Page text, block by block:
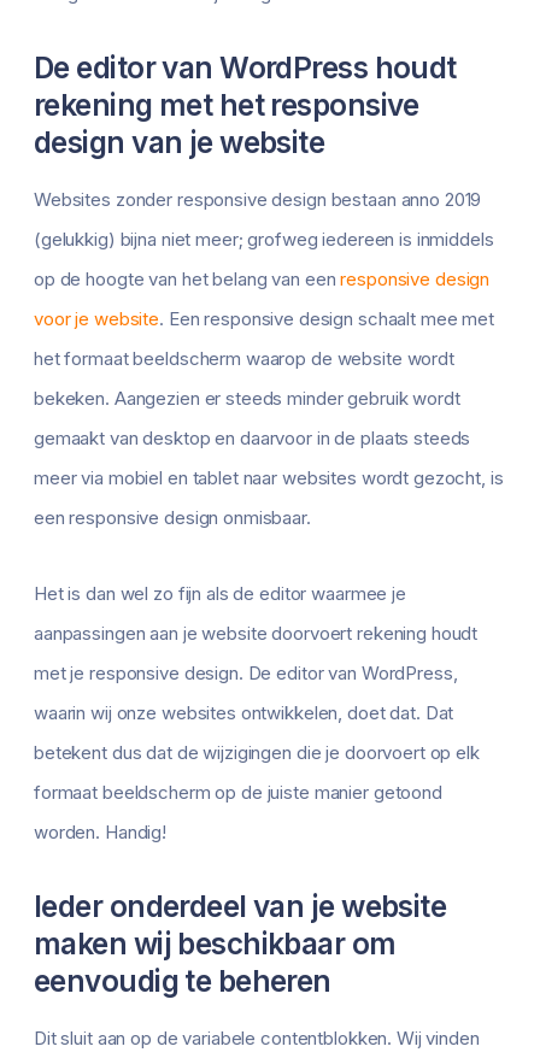
De editor van WordPress houdt
rekening met het responsive
design van je website
Websites zonder responsive design bestaan anno 2019
(gelukkig) bijna niet meer; grofweg iedereen is inmiddels
op de hoogte van het belang van eenresponsive design
voor je website. Een responsive design schaalt mee met
het formaat beeldscherm waarop de website wordt
bekeken. Aangezien er steeds minder gebruik wordt
gemaakt van desktop en daarvoor in de plaats steeds
meer via mobiel en tablet naar websites wordt gezocht, is
een responsive design onmisbaar.
Het is dan wel zo fijn als de editor waarmee je
aanpassingen aan je website doorvoert rekening houdt
met je responsive design. De editor van WordPress,
waarin wij onze websites ontwikkelen, doet dat. Dat
betekent dus dat de wijzigingen die je doorvoert op elk
formaat beeldscherm op de juiste manier getoond
worden. Handig!
Ieder onderdeel van je website
maken wij beschikbaar om
eenvoudig te beheren
Dit sluit aan op de variabele contentblokken. Wij vinden